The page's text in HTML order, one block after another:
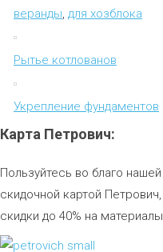
веранды для хозблока
Рытье котлованов
Укрепление фундаментов
Карта Петрович:
Пользуйтесь во благо нашей
скидочной картой Петрович,
скидки до 40% на материалы.